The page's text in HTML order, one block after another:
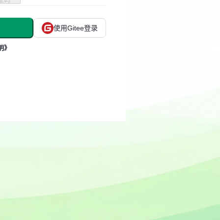
使用Gitee登录
》